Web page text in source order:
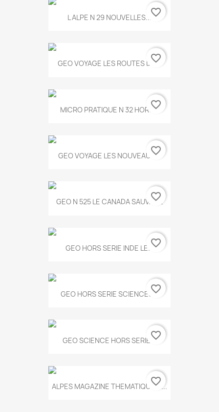
L ALPE N 29 NOUVELLES...favorite_border
GEO VOYAGE LES ROUTES DE...
favorite_border
MICRO PRATIQUE N 32 HORS...
favorite_border
GEO VOYAGE LES NOUVEAUX...
favorite_border
GEO N 525 LE CANADA SAUVAGE
favorite_border
GEO HORS SERIE INDE LE...favorite_border
GEO HORS SERIE SCIENCES...
favorite_border
GEO SCIENCE HORS SERIE...favorite_border
ALPES MAGAZINE THEMATIQUE N...
favorite_border